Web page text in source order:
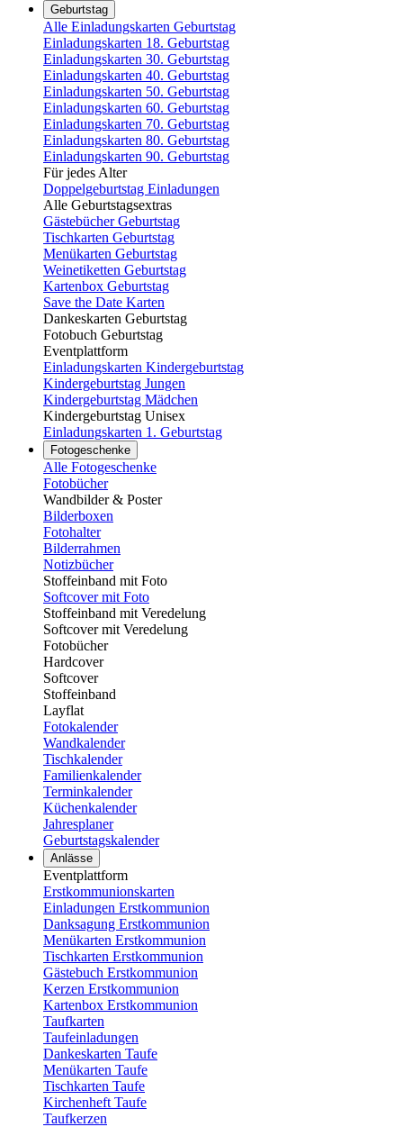
Geburtstag
Alle Einladungskarten Geburtstag
Einladungskarten 18. Geburtstag
Einladungskarten 30. Geburtstag
Einladungskarten 40. Geburtstag
Einladungskarten 50. Geburtstag
Einladungskarten 60. Geburtstag
Einladungskarten 70. Geburtstag
Einladungskarten 80. Geburtstag
Einladungskarten 90. Geburtstag
Für jedes Alter
Doppelgeburtstag Einladungen
Alle Geburtstagsextras
Gästebücher Geburtstag
Tischkarten Geburtstag
Menükarten Geburtstag
Weinetiketten Geburtstag
Kartenbox Geburtstag
Save the Date Karten
Dankeskarten Geburtstag
Fotobuch Geburtstag
Eventplattform
Einladungskarten Kindergeburtstag
Kindergeburtstag Jungen
Kindergeburtstag Mädchen
Kindergeburtstag Unisex
Einladungskarten 1. Geburtstag
Fotogeschenke
Alle Fotogeschenke
Fotobücher
Wandbilder & Poster
Bilderboxen
Fotohalter
Bilderrahmen
Notizbücher
Stoffeinband mit Foto
Softcover mit Foto
Stoffeinband mit Veredelung
Softcover mit Veredelung
Fotobücher
Hardcover
Softcover
Stoffeinband
Layflat
Fotokalender
Wandkalender
Tischkalender
Familienkalender
Terminkalender
Küchenkalender
Jahresplaner
Geburtstagskalender
Anlässe
Eventplattform
Erstkommunionskarten
Einladungen Erstkommunion
Danksagung Erstkommunion
Menükarten Erstkommunion
Tischkarten Erstkommunion
Gästebuch Erstkommunion
Kerzen Erstkommunion
Kartenbox Erstkommunion
Taufkarten
Taufeinladungen
Dankeskarten Taufe
Menükarten Taufe
Tischkarten Taufe
Kirchenheft Taufe
Taufkerzen